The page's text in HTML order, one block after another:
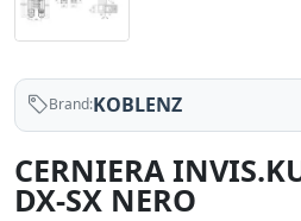
Brand:KOBLENZ
CERNIERA
DX-SX NERO